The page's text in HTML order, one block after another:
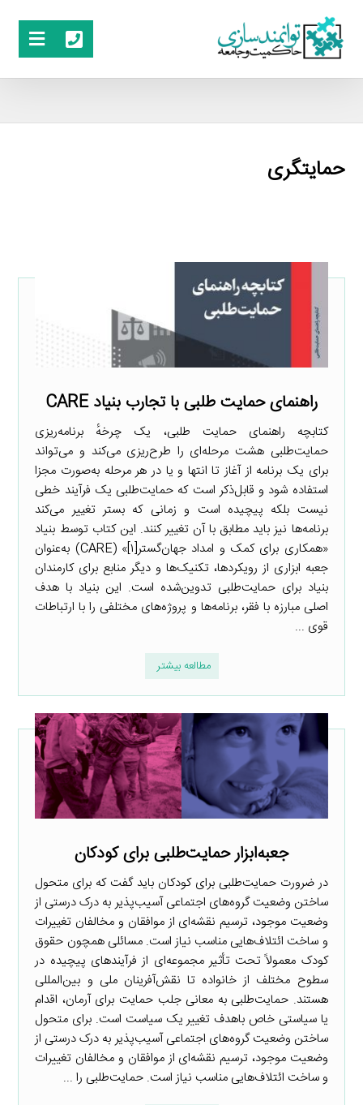
حمایتگری
راهنمای حمایت طلبی با تجارب بنیاد CARE
کتابچه راهنمای حمایت طلبی، یک چرخهٔ برنامه‌ریزی
حمایت‌طلبی هشت مرحله‌ای را طرح‌ریزی می‌کند و می‌تواند
برای یک برنامه از آغاز تا انتها و یا در هر مرحله به‌صورت مجزا
استفاده شود و قابل‌ذکر است که حمایت‌طلبی یک فرآیند خطی
نیست بلکه پیچیده است و زمانی که بستر تغییر می‌کند
برنامه‌ها نیز باید مطابق با آن تغییر کنند. این کتاب توسط بنیاد
«همکاری برای کمک و امداد جهان‌گستر[۱]» (CARE) به‌عنوان
جعبه ابزاری از رویکردها، تکنیک‌ها و دیگر منابع برای کارمندان
بنیاد برای حمایت‌طلبی تدوین‌شده است. این بنیاد با هدف
اصلی مبارزه با فقر، برنامه‌ها و پروژه‌های مختلفی را با ارتباطات
قوی ...
مطالعه بیشتر
جعبه‌ابزار حمایت‌طلبی برای کودکان
در ضرورت حمایت‌طلبی برای کودکان باید گفت که برای متحول
ساختن وضعیت گروه‌های اجتماعی آسیب‌پذیر به درک درستی از
وضعیت موجود، ترسیم نقشه‌ای از موافقان و مخالفان تغییرات
و ساخت ائتلاف‌هایی مناسب نیاز است. مسائلی همچون حقوق
کودک معمولاً تحت تأثیر مجموعه‌ای از فرآیندهای پیچیده در
سطوح مختلف از خانواده تا نقش‌آفرینان ملی و بین‌المللی
هستند. حمایت‌طلبی به معانی جلب حمایت برای آرمان، اقدام
یا سیاستی خاص باهدف تغییر یک سیاست است. برای متحول
ساختن وضعیت گروه‌های اجتماعی آسیب‌پذیر به درک درستی از
وضعیت موجود، ترسیم نقشه‌ای از موافقان و مخالفان تغییرات
و ساخت ائتلاف‌هایی مناسب نیاز است. حمایت‌طلبی را ...